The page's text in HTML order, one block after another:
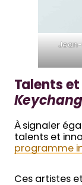
Jean-
Talents
À signaler
talents et
programme
Ces artistes